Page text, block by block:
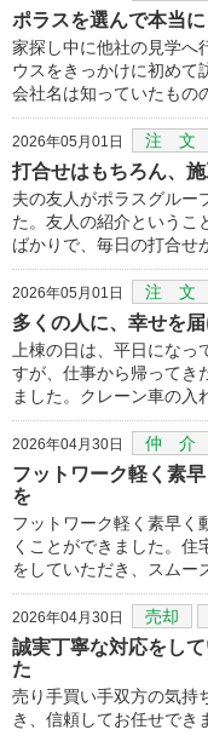
ポラスを選んで本当
家探し中に他社の見学へ
ウスをきっかけに初めて
会社名は知っていたもの
2026年05月01日 注 文
打合せはもちろん、
夫の友人がポラスグルー
た。友人の紹介というこ
ばかりで、毎日の打合せ
2026年05月01日 注 文
多くの人に、幸せを
上棟の日は、平日にな
すが、仕事から帰ってき
ました。クレーン車の入
2026年04月30日 仲 介
フットワーク軽く素
を
フットワーク軽く素早く
くことができました。住
をしていただき、スムー
2026年04月30日 売却
誠実丁寧な対応をし
た
売り手買い手双方の気持
き、信頼してお任せでき